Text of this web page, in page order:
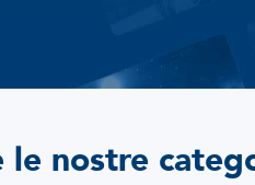
le nostre